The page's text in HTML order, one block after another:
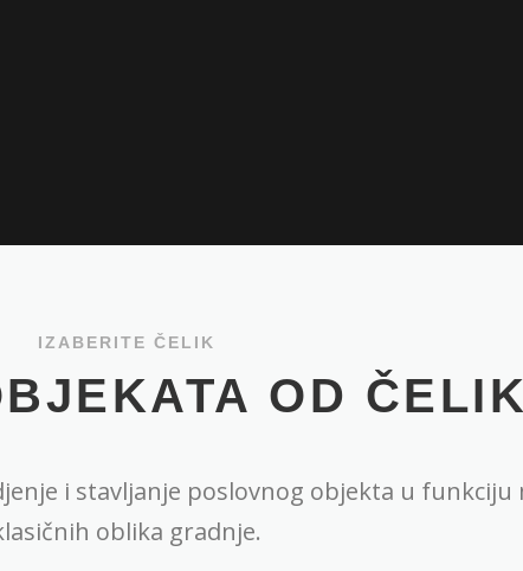
IZABERITE ČELIK
OD
i stavljanje poslovnog objekta u
oblika gradnje.